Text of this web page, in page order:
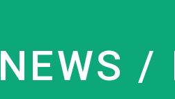
顧問
ラーの社会貢献活動
クへのこだわり 製
NEWS /